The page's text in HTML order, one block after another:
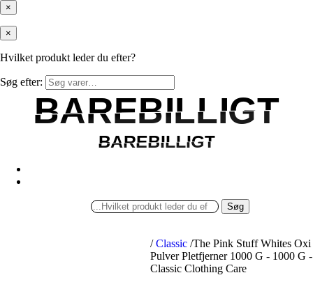
×
×
Hvilket produkt leder du efter?
Søg efter:
BAREBILLIGT
BAREBILLIGT
BAREBILLIGT
BAREBILLIGT
Søg
/ Classic /The Pink Stuff Whites Oxi
Pulver Pletfjerner 1000 G - 1000 G -
Classic Clothing Care